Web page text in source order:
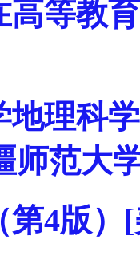
高等教
理科
师范大
4版）